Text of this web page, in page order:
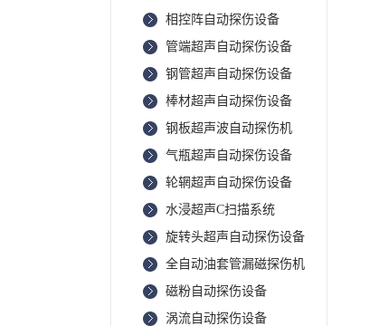
相控阵自动探伤设备
管端超声自动探伤设备
钢管超声自动探伤设备
棒材超声自动探伤设备
钢板超声波自动探伤机
气瓶超声自动探伤设备
轮辋超声自动探伤设备
水浸超声C扫描系统
旋转头超声自动探伤设备
全自动油套管漏磁探伤机
磁粉自动探伤设备
涡流自动探伤设备